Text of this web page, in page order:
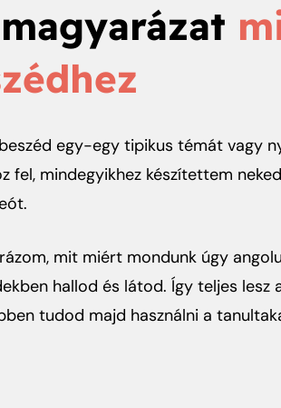
egy-egy tipikus témát vagy
fel, mindegyikhez készítettem
mit miért mondunk úgy
hallod és látod. Így teljes lesz
tudod majd használni a